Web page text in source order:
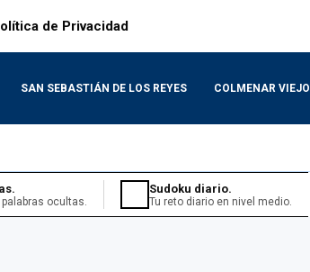
de Privacidad
SAN SEBASTIÁN DE LOS REYES COLMENAR VIEJO
ocultas.
Sudoku diario.
Tu reto diario en nivel medio.